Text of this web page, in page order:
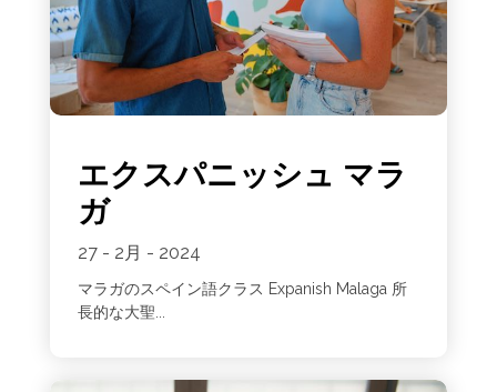
エクスパニッシュ マラ
ガ
27 - 2月 - 2024
マラガのスペイン語クラス Expanish Malaga 所
長的な大聖...